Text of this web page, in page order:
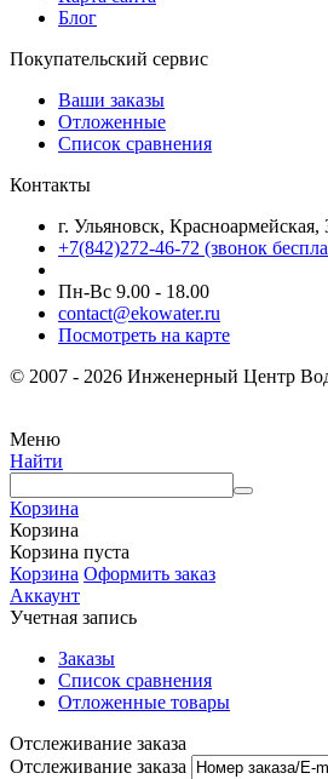
Блог
Покупательский сервис
Ваши заказы
Отложенные
Список сравнения
Контакты
г. Ульяновск, Красноармейская,
+7(842)272-46-72 (звонок
Пн-Вс 9.00 - 18.00
contact@ekowater.ru
Посмотреть на карте
© 2007 - 2026 Инженерный Центр
Меню
Найти
Корзина
Корзина
Корзина пуста
Корзина Оформить заказ
Аккаунт
Учетная запись
Заказы
Список сравнения
Отложенные товары
Отслеживание заказа
Отслеживание заказа